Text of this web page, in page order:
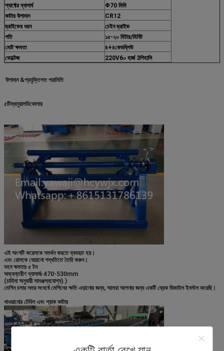
শ্যাফ্টের ব্যাসার্ধ
Φ70 মিমি
কাটার উপাদান
CR12
ড্রাইভের ধরন
চেইন ড্রাইভ
গতি
১৫-২০ মিটার/মিনিট
মোট ক্ষমতা
৪+৪কেডব্লিউ
ভোল্টেজ
220V6০ হার্জ 3পিহাসি
উপাদান &প্রযুক্তিগত পরামিতি
৫টিম্যানুয়ালডিকোলার
এই অংশটি কয়েলকে সমর্থন করতে ব্যবহৃত হয়।
এবং রোলকে ঘোরানো পদ্ধতিতে তৈরি করুন।
বহন ক্ষমতাঃ ৫ টন
অভ্যন্তরীণ ব্যাসার্ধঃ 470-530mm
(চাহিদা অনুযায়ী সামঞ্জস্যযোগ্য).)
মেশিন চলার সময় সংঘর্ষে মেশিনের ক্ষতি এড়ানোর জন্য, আমরা আপনার জন্য একটি ব্রেক ডিভাইস ইনস্টল করেছি।
খাওয়ানোর টেবিল এবং প্রাক কাটার